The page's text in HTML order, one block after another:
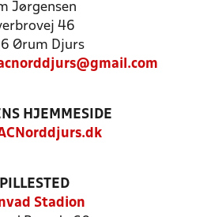
Jørgensen
46
Ørum Djurs
HJEMMESIDE
Stadion